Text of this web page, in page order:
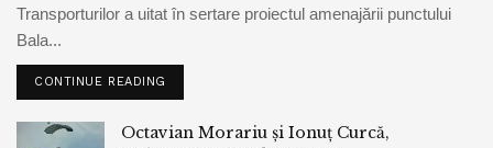
Transporturilor a uitat în sertare proiectul amenajării punctului
Bala...
CONTINUE READING
Octavian Morariu și Ionuț Curcă,